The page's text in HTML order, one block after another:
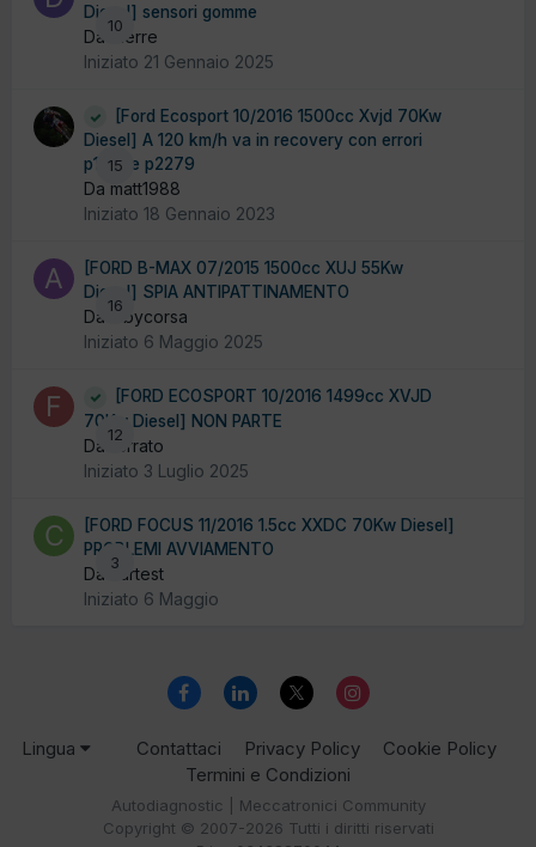
10
Diesel] sensori gomme
Da dierre
Iniziato 21 Gennaio 2025
15
[Ford Ecosport 10/2016 1500cc Xvjd 70Kw
Diesel] A 120 km/h va in recovery con errori
p1102 e p2279
Da matt1988
Iniziato 18 Gennaio 2023
16
[FORD B-MAX 07/2015 1500cc XUJ 55Kw
Diesel] SPIA ANTIPATTINAMENTO
Da albycorsa
Iniziato 6 Maggio 2025
12
[FORD ECOSPORT 10/2016 1499cc XVJD
70Kw Diesel] NON PARTE
Da ferrato
Iniziato 3 Luglio 2025
3
[FORD FOCUS 11/2016 1.5cc XXDC 70Kw Diesel]
PROBLEMI AVVIAMENTO
Da cartest
Iniziato 6 Maggio
Lingua Contattaci Privacy Policy
Cookie Policy
Termini e Condizioni
Autodiagnostic | Meccatronici Community
Copyright © 2007-2026 Tutti i diritti riservati